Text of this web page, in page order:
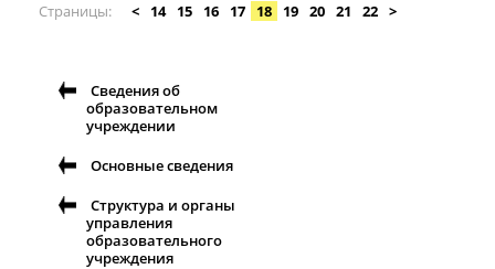
Страницы < 14 15 16 17 18 19 20 21 22 >
Сведения об
образовательном
учреждении
Основные сведения
Структура и органы
управления
образовательного
учреждения